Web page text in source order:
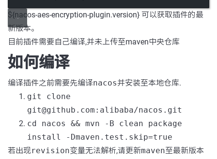
${nacos-aes-encryption-plugin.version} 可以获取插件的最
新版本。
目前插件需要自己编译,并未上传至maven中央仓库
如何编译
编译插件之前需要先编译nacos并安装至本地仓库.
git clone
git@github.com:alibaba/nacos.git
cd nacos && mvn -B clean package
install -Dmaven.test.skip=true
若出现revision变量无法解析,请更新maven至最新版本